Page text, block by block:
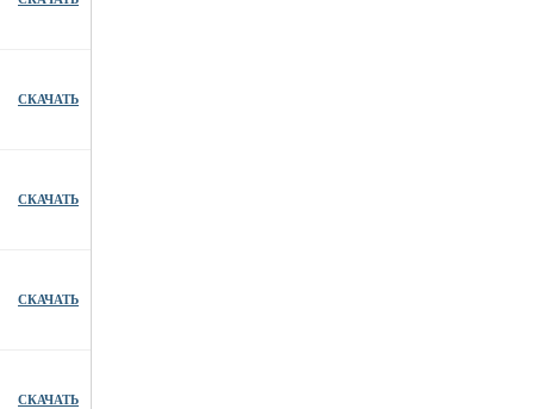
СКАЧАТЬ
СКАЧАТЬ
СКАЧАТЬ
СКАЧАТЬ